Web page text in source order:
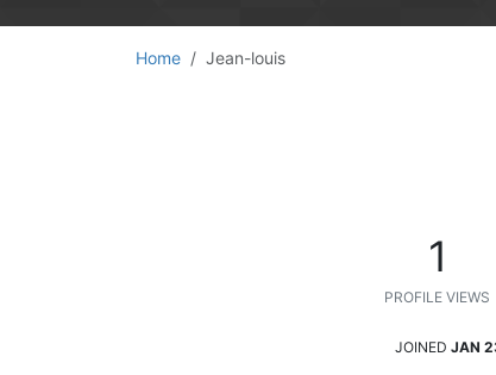
Home Jean-louis
1
PROFILE VIEWS
JOINED JAN